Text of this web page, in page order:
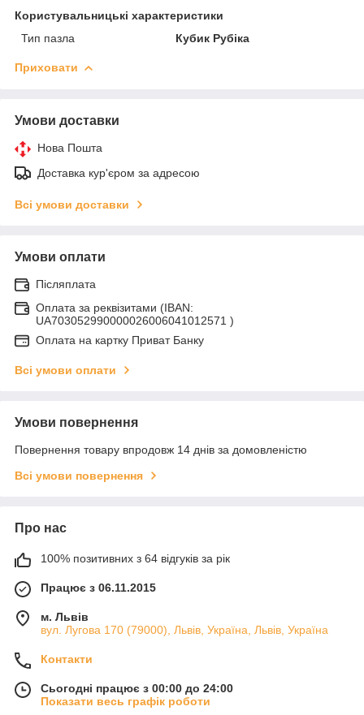
Користувальницькі характеристики
Тип пазла
Кубик Рубіка
Приховати
Умови доставки
Нова Пошта
Доставка кур'єром за адресою
Всі умови доставки
Умови оплати
Післяплата
Оплата за реквізитами (IBAN:
UA703052990000026006041012571 )
Оплата на картку Приват Банку
Всі умови оплати
Умови повернення
Повернення товару впродовж 14 днів за домовленістю
Всі умови повернення
Про нас
100% позитивних з 64 відгуків за рік
Працює з 06.11.2015
м. Львів
вул. Лугова 170 (79000), Львів, Україна, Львів, Україна
Контакти
Сьогодні працює з 00:00 до 24:00
Показати весь графік роботи